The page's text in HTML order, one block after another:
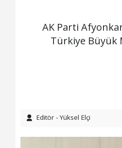
22:21 - Yeniden Refah
AK Parti
Türkiye Büyük
Editör - Yüksel Elçi